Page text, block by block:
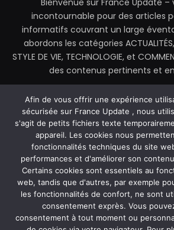
incontournable pour des articles
informatifs couvrant un large
abordons les catégories ACTUALITÉS,
STYLE DE VIE, TECHNOLOGIE, et
des contenus pertinents et
Facebook
X
(Twitter)
MAISON
À PROPOS DE
POLITIQUE DE CONFIDENTIALITÉ
CONDITIONS GÉNÉRALES
Afin de vous offrir une expérience
sécurisée sur France Update , nous
s'agit de petits fichiers texte
appareil. Les cookies nous
fonctionnalités techniques du site
performances et d'améliorer son
Certains cookies sont essentiels au
web, tandis que d'autres, par exemple
les fonctionnalités de confort, ne sont
consentement exprès. Vous
consentement à tout moment ou